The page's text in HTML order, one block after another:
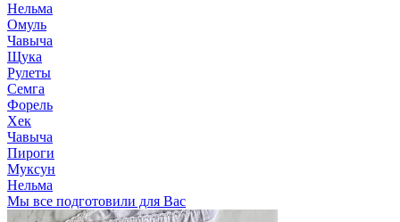
Нельма
Омуль
Чавыча
Щука
Рулеты
Семга
Форель
Хек
Чавыча
Пироги
Муксун
Нельма
Мы все подготовили для Вас